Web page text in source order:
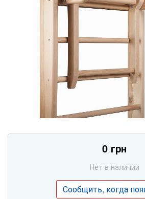
0 грн
Нет в наличии
Сообщить, когда